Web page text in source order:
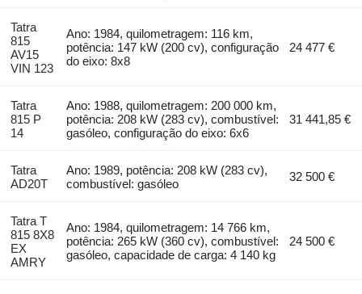
Tatra
815
AV15
VIN 123
Ano: 1984, quilometragem: 116 km,
potência: 147 kW (200 cv), configuração
do eixo: 8x8
24 477 €
Tatra
815 P
14
Ano: 1988, quilometragem: 200 000 km,
potência: 208 kW (283 cv), combustível:
gasóleo, configuração do eixo: 6x6
31 441,85 €
Tatra
AD20T
Ano: 1989, potência: 208 kW (283 cv),
combustível: gasóleo
32 500 €
Tatra T
815 8X8
EX
AMRY
Ano: 1984, quilometragem: 14 766 km,
potência: 265 kW (360 cv), combustível:
gasóleo, capacidade de carga: 4 140 kg
24 500 €